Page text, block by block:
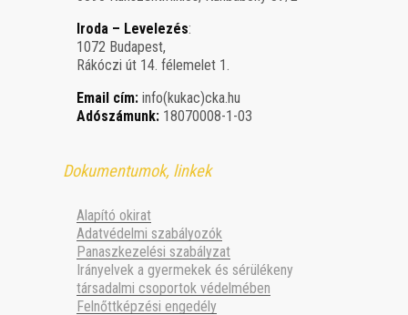
Iroda – Levelezés:
1072 Budapest,
Rákóczi út 14. félemelet 1.
Email cím: info(kukac)cka.hu
Adószámunk: 18070008-1-03
Dokumentumok, linkek
Alapító okirat
Adatvédelmi szabályozók
Panaszkezelési szabályzat
Irányelvek a gyermekek és sérülékeny
társadalmi csoportok védelmében
Felnőttképzési engedély